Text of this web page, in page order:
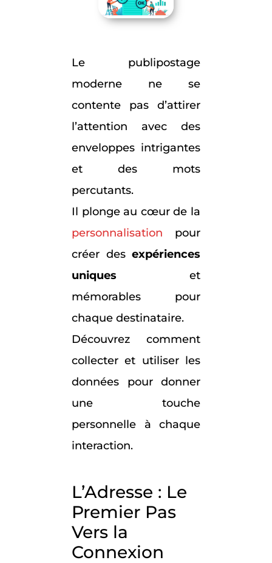
Le publipostage
moderne ne se
contente pas d’attirer
l’attention avec des
enveloppes intrigantes
et des mots
percutants.
Il plonge au cœur de la
personnalisation pour
créer des expériences
uniques et
mémorables pour
chaque destinataire.
Découvrez comment
collecter et utiliser les
données pour donner
une touche
personnelle à chaque
interaction.
L’Adresse : Le
Premier Pas
Vers la
Connexion